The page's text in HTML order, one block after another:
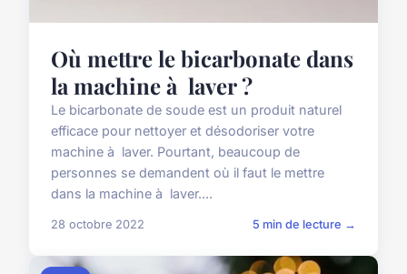
Où mettre le bicarbonate dans
la machine à laver ?
Le bicarbonate de soude est un produit naturel
efficace pour nettoyer et désodoriser votre
machine à laver. Pourtant, beaucoup de
personnes se demandent où il faut le mettre
dans la machine à laver....
28 octobre 2022 5 min de lecture →